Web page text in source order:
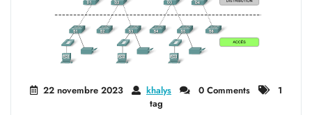
22 novembre 2023 khalys 0 Comments
1
tag